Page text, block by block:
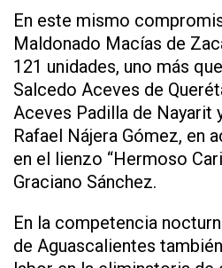
En este mismo
Maldonado Macías de
121 unidades, uno más
Salcedo Aceves de
Aceves Padilla de Nayarit
Rafael Nájera Gómez, en
en el lienzo “Hermoso
Graciano Sánchez.
En la competencia
de Aguascalientes